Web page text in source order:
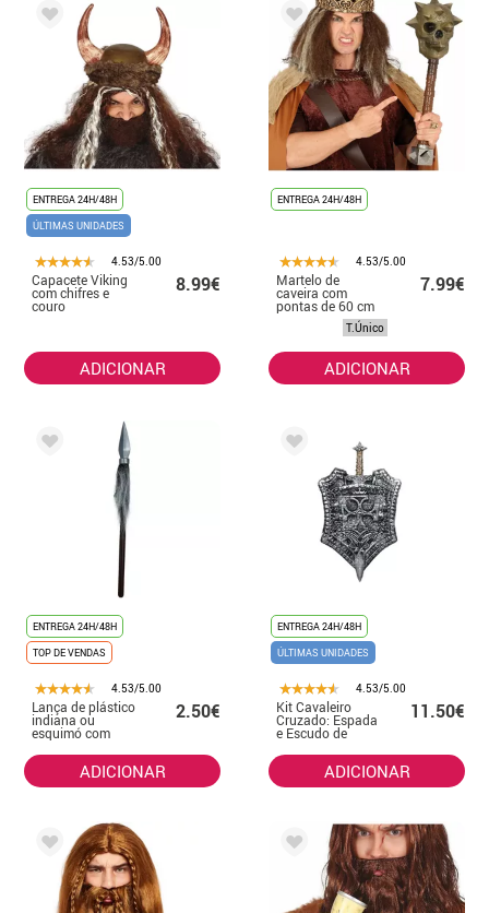
ENTREGA 24H/48H
ÚLTIMAS UNIDADES
4.53/5.00
Capacete Viking
com chifres e
couro
8.99€
ADICIONAR
ENTREGA 24H/48H
4.53/5.00
Martelo de
caveira com
pontas de 60 cm
7.99€
T.Único
ADICIONAR
ENTREGA 24H/48H
TOP DE VENDAS
4.53/5.00
Lança de plástico
indiana ou
esquimó com
cabelo, 43 cm
2.50€
ADICIONAR
ENTREGA 24H/48H
ÚLTIMAS UNIDADES
4.53/5.00
Kit Cavaleiro
Cruzado: Espada
e Escudo de
cm
11.50€
ADICIONAR